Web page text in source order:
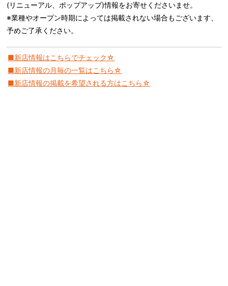
(リニューアル、ポップアップ)情報をお寄せくださいませ。
※業種やオープン時期によっては掲載されない場合もございます、
予めご了承ください。
■新店情報はこちらでチェック☆
■新店情報の月毎の一覧はこちら☆
■新店情報の掲載を希望される方はこちら☆